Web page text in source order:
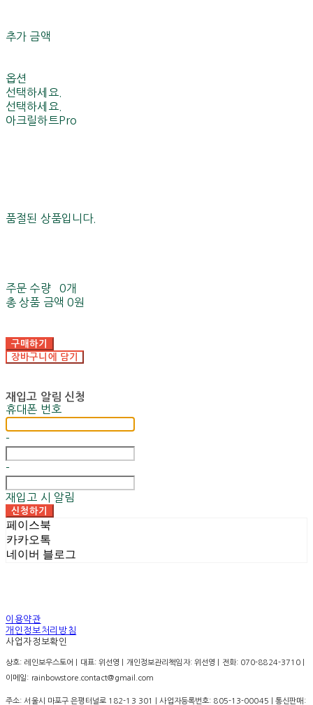
추가 금액
옵션
선택하세요.
선택하세요.
아크릴하트Pro
품절된 상품입니다.
주문 수량
0개
총 상품 금액 0원
구매하기
장바구니에 담기
재입고 알림 신청
휴대폰 번호
-
-
재입고 시 알림
신청하기
페이스북
카카오톡
네이버 블로그
이용약관
개인정보처리방침
사업자정보확인
상호: 레인보우스토어 | 대표: 위선영 | 개인정보관리책임자: 위선영 | 전화: 070-8824-3710 |
이메일: rainbowstore.contact@gmail.com
주소: 서울시 마포구 은평터널로 182-13 301 | 사업자등록번호: 805-13-00045 | 통신판매: